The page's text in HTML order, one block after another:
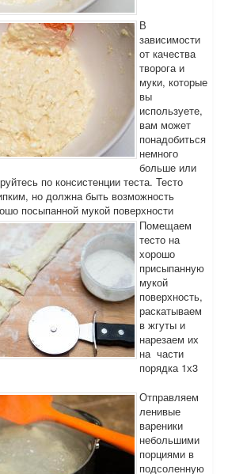
В
зависимости
от качества
творога и
муки, которые
вы
используете,
вам может
понадобиться
немного
больше или
по консистенции теста. Тесто
но должна быть возможность
посыпанной мукой поверхности
Помещаем
тесто на
хорошо
присыпанную
мукой
поверхность,
раскатываем
в жгуты и
нарезаем их
на части
порядка 1х3
Отправляем
ленивые
вареники
небольшими
порциями в
подсоленную